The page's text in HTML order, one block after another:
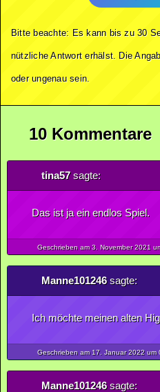
Bitte beachte: Es kann bis zu 30
nützliche Antwort erhälst. Die
oder ungenau sein.
10 Kommentare
tina57sagte:
Das ist ja ein endlos Spiel.
Geschrieben am 3. November2021
Manne101246sagte:
Ich möchte meinen alten
Geschrieben am 17. Januar2022um
Manne101246sagte: